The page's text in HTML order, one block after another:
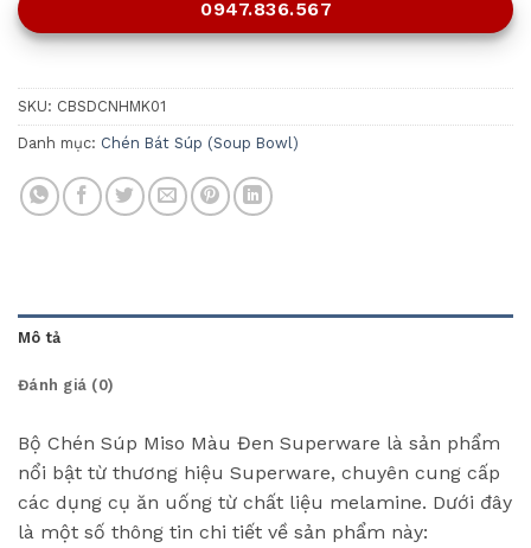
0947.836.567
SKU: CBSDCNHMK01
Danh mục: Chén Bát Súp (Soup Bowl)
Mô tả
Đánh giá (0)
Bộ Chén Súp Miso Màu Đen Superware là sản phẩm
nổi bật từ thương hiệu Superware, chuyên cung cấp
các dụng cụ ăn uống từ chất liệu melamine. Dưới đây
là một số thông tin chi tiết về sản phẩm này: